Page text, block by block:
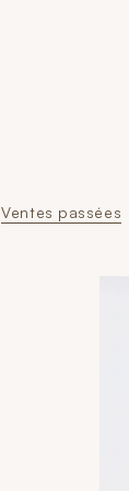
Aller à
Ventes passées